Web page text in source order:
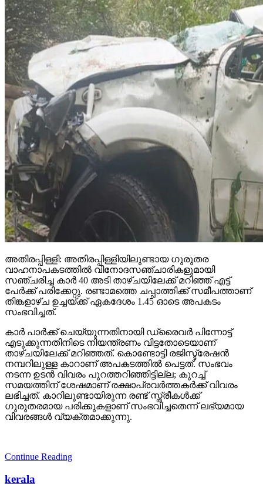
അതിരപ്പിള്ളി: അതിരപ്പിള്ളിയിലുണ്ടായ ഗുരുതര
വാഹനാപകടത്തില്‍ വിനോദസഞ്ചാരികളുമായി
സഞ്ചരിച്ച കാര്‍ 40 അടി താഴ്ചയിലേക്ക് മറിഞ്ഞ് എട്ട്
പേര്‍ക്ക് പരിക്കേറ്റു. രണ്ടാമത്തെ ചപ്പാത്തിക്ക് സമീപത്താണ്
തിങ്കളാഴ്ച ഉച്ചയ്ക്ക് ഏകദേശം 1.45 ഓടെ അപകടം
സംഭവിച്ചത്.
കാര്‍ പാര്‍ക്ക് ചെയ്യുന്നതിനായി ഡ്രൈവര്‍ പിന്നോട്ട്
എടുക്കുന്നതിനിടെ നിയന്ത്രണം വിട്ടതോടെയാണ്
താഴ്ചയിലേക്ക് മറിഞ്ഞത്. കൊണ്ടോട്ടി രജിസ്ട്രേഷന്‍
നമ്പറിലുള്ള കാറാണ് അപകടത്തില്‍ പെട്ടത്. സംഭവം
നടന്ന ഉടന്‍ വിവരം പുറത്തറിഞ്ഞിട്ടില്ല; കുറച്ച്
സമയത്തിന് ശേഷമാണ് രക്ഷാപ്രവര്‍ത്തകര്‍ക്ക് വിവരം
ലഭിച്ചത്. കാറിലുണ്ടായിരുന്ന രണ്ട് സ്ത്രീകള്‍ക്ക്
ഗുരുതരമായ പരിക്കുകളാണ് സംഭവിച്ചതെന്ന് ലഭ്യമായ
വിവരങ്ങള്‍ വ്യക്തമാക്കുന്നു.
Continue Reading
kerala